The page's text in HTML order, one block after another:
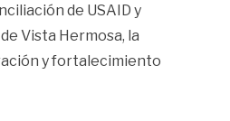
de USAID y
Vista Hermosa, la
y fortalecimiento